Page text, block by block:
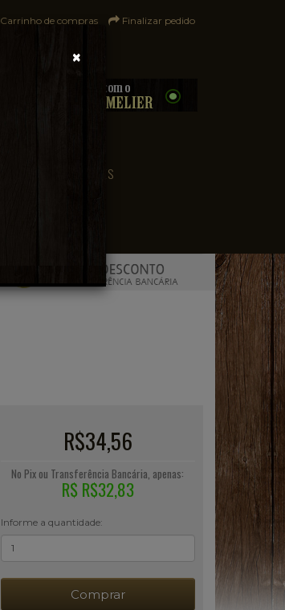
Carrinho de compras Finalizar pedido
PAÍSES
R$34,56
No Pix ou Transferência Bancária, apenas:
R$ R$32,83
Informe a quantidade:
Comprar
×